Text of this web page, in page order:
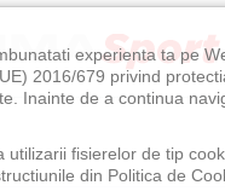
experienta ta pe
2016/679 privind
Inainte de a continua
fisierelor de tip
din Politica de